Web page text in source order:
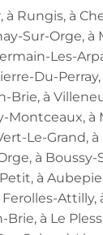
à Rungis, à
Sur-Orge, à
Les-
Du-
Brie, à
Montceaux, à
Le-Grand,
à
à
Attilly,
Brie, à Le